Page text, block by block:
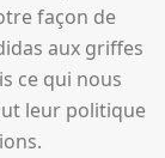
façon de
aux griffes
ce qui nous
leur politique